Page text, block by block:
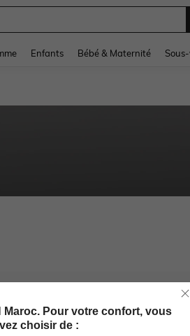
Enfants Bébé & Maternité
Maroc. Pour votre confort, vous
choisir de :